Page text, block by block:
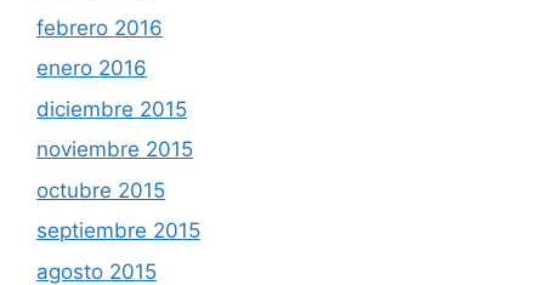
febrero 2016
enero 2016
diciembre 2015
noviembre 2015
octubre 2015
septiembre 2015
agosto 2015